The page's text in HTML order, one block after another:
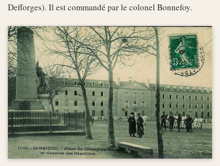
Defforges). Il est commandé par le colonel Bonnefoy.